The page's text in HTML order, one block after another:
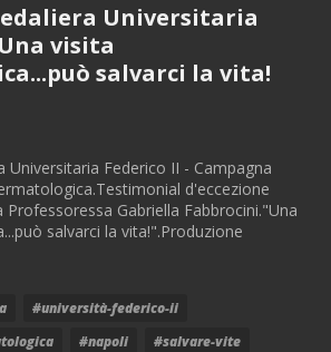
Universitaria
visita
salvarci la vita!
Universitaria Federico II - Campagna
d'eccezione
Gabriella Fabbrocini."Una
salvarci la vita!".Produzione
#università-federico-ii
#napoli
#salvare-vite